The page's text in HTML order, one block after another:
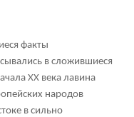
факты
в сложившиеся
ХХ века лавина
народов
в сильно